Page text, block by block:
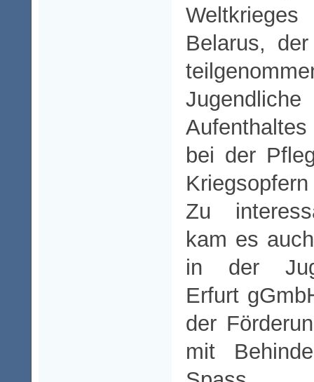
Belarus,
bei der
Zu
kam es
in der
Erfurt
der
mit